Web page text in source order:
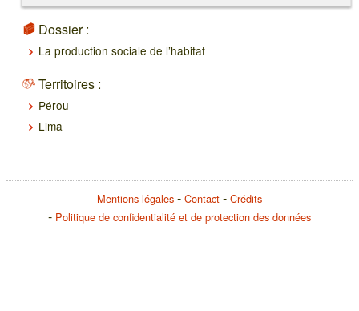
Dossier :
La production sociale de l’habitat
Territoires :
Pérou
Lima
Mentions légales Contact
Crédits
Politique de confidentialité et de protection des données